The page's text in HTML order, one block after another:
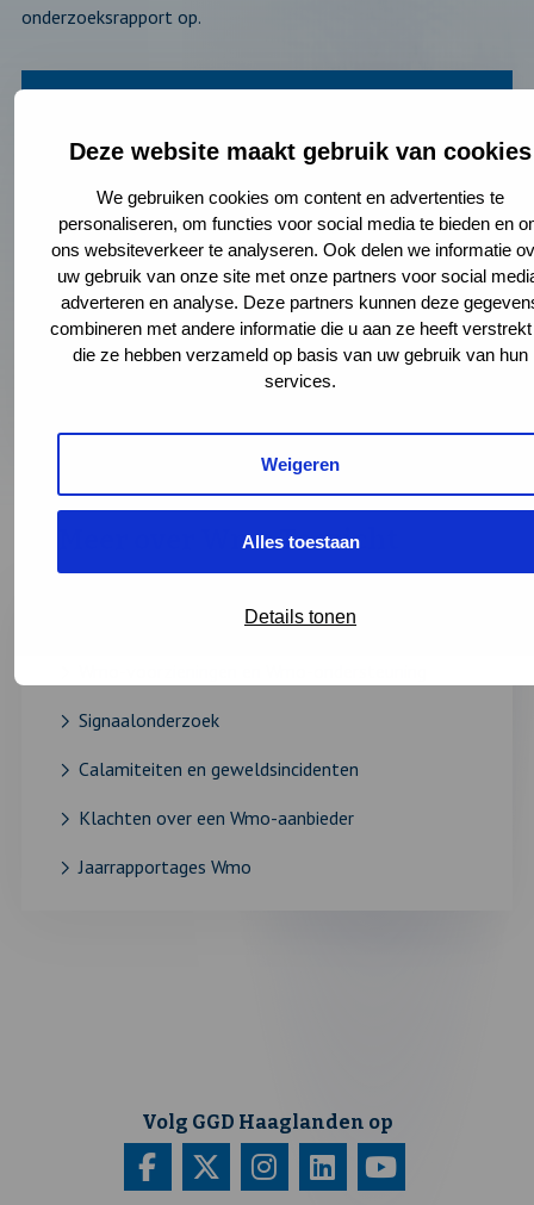
Deze website maakt gebruik van cookies
We gebruiken cookies om content en advertenties te
personaliseren, om functies voor social media te bieden en
ons websiteverkeer te analyseren. Ook delen we informatie
uw gebruik van onze site met onze partners voor social
adverteren en analyse. Deze partners kunnen deze
combineren met andere informatie die u aan ze heeft
die ze hebben verzameld op basis van uw gebruik van hun
services.
Weigeren
Alles toestaan
Details tonen
onderzoeksrapport op.
met
informatie
Maandag t/m vrijdag van 9.00 tot 17.00 uur
Meld een calamiteit of geweldsincident
Stel een vraag over een (mogelijke) calamiteit
Stel een vraag over een ander onderwerp
Meer over Wmo Toezicht
Toezicht Wmo van GGD Haaglanden
Signaalonderzoek
Calamiteiten en geweldsincidenten
Klachten over een Wmo-aanbieder
Jaarrapportages Wmo
Volg GGD Haaglanden op
Bezoek
Deze
Bezoek
Deze
Bezoek
Deze
Bezoek
Deze